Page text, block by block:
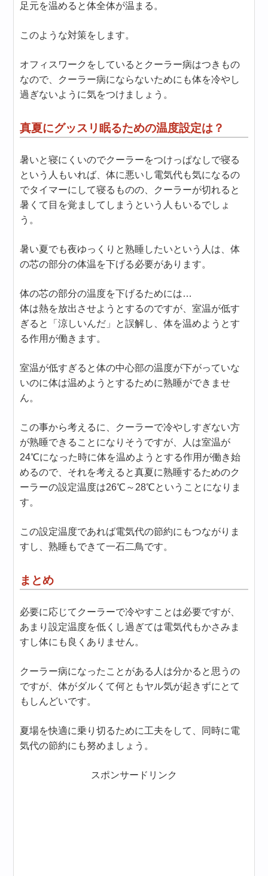
足元を温めると体全体が温まる。
このような対策をします。
オフィスワークをしているとクーラー病はつきもの
なので、クーラー病にならないためにも体を冷やし
過ぎないように気をつけましょう。
真夏にグッスリ眠るための温度設定は？
暑いと寝にくいのでクーラーをつけっぱなしで寝る
という人もいれば、体に悪いし電気代も気になるの
でタイマーにして寝るものの、クーラーが切れると
暑くて目を覚ましてしまうという人もいるでしょ
う。
暑い夏でも夜ゆっくりと熟睡したいという人は、体
の芯の部分の体温を下げる必要があります。
体の芯の部分の温度を下げるためには…
体は熱を放出させようとするのですが、室温が低す
ぎると「涼しいんだ」と誤解し、体を温めようとす
る作用が働きます。
室温が低すぎると体の中心部の温度が下がっていな
いのに体は温めようとするために熟睡ができませ
ん。
この事から考えるに、クーラーで冷やしすぎない方
が熟睡できることになりそうですが、人は室温が
24℃になった時に体を温めようとする作用が働き始
めるので、それを考えると真夏に熟睡するためのク
ーラーの設定温度は26℃～28℃ということになりま
す。
この設定温度であれば電気代の節約にもつながりま
すし、熟睡もできて一石二鳥です。
まとめ
必要に応じてクーラーで冷やすことは必要ですが、
あまり設定温度を低くし過ぎては電気代もかさみま
すし体にも良くありません。
クーラー病になったことがある人は分かると思うの
ですが、体がダルくて何ともヤル気が起きずにとて
もしんどいです。
夏場を快適に乗り切るために工夫をして、同時に電
気代の節約にも努めましょう。
スポンサードリンク